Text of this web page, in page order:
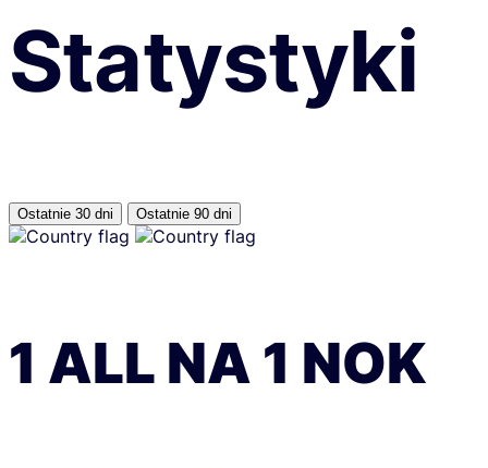
Statystyki
Ostatnie 30 dni Ostatnie 90 dni
1 ALL NA 1 NOK